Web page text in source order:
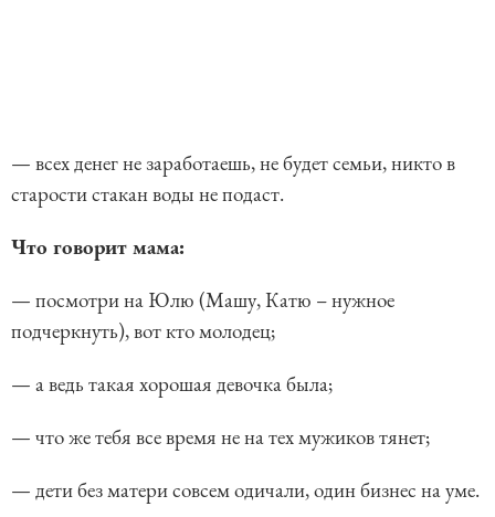
— всех денег не заработаешь, не будет семьи, никто в
старости стакан воды не подаст.
Что говорит мама:
— посмотри на Юлю (Машу, Катю – нужное
подчеркнуть), вот кто молодец;
— а ведь такая хорошая девочка была;
— что же тебя все время не на тех мужиков тянет;
— дети без матери совсем одичали, один бизнес на уме.